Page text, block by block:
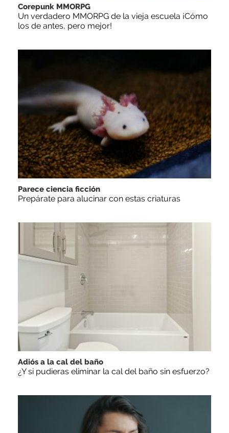
Corepunk MMORPG
Un verdadero MMORPG de la vieja escuela ¡Cómo
los de antes, pero mejor!
Parece ciencia ficción
Prepárate para alucinar con estas criaturas
Adiós a la cal del baño
¿Y si pudieras eliminar la cal del baño sin esfuerzo?